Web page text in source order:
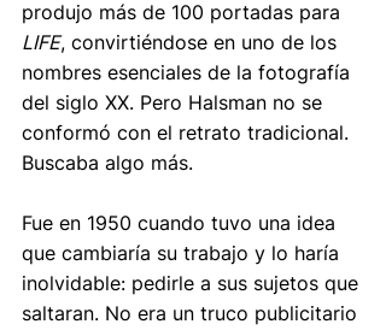
produjo más de 100 portadas para
LIFE, convirtiéndose en uno de los
nombres esenciales de la fotografía
del siglo XX. Pero Halsman no se
conformó con el retrato tradicional.
Buscaba algo más.
Fue en 1950 cuando tuvo una idea
que cambiaría su trabajo y lo haría
inolvidable: pedirle a sus sujetos que
saltaran. No era un truco publicitario